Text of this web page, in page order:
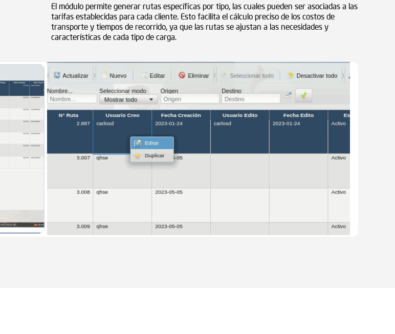
El módulo permite generar rutas específicas por tipo, las cuales pueden ser asociadas a las
tarifas establecidas para cada cliente. Esto facilita el cálculo preciso de los costos de
transporte y tiempos de recorrido, ya que las rutas se ajustan a las necesidades y
características de cada tipo de carga.